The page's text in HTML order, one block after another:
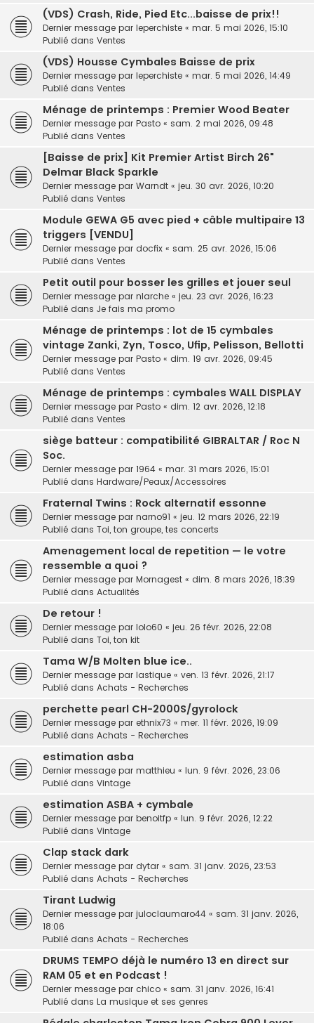
(VDS) Crash, Ride, Pied Etc...baisse de prix!!
Dernier message par leperchiste « mar. 5 mai 2026, 15:10
Publié dans Ventes
(VDS) Housse Cymbales Baisse de prix
Dernier message par leperchiste « mar. 5 mai 2026, 14:49
Publié dans Ventes
Ménage de printemps : Premier Wood Beater
Dernier message par Pasto « sam. 2 mai 2026, 09:48
Publié dans Ventes
[Baisse de prix] Kit Premier Artist Birch 26"
Delmar Black Sparkle
Dernier message par Warndt « jeu. 30 avr. 2026, 10:20
Publié dans Ventes
Module GEWA G5 avec pied + câble multipaire 13
triggers [VENDU]
Dernier message par docfix « sam. 25 avr. 2026, 15:06
Publié dans Ventes
Petit outil pour bosser les grilles et jouer seul
Dernier message par nlarche « jeu. 23 avr. 2026, 16:23
Publié dans Je fais ma promo
Ménage de printemps : lot de 15 cymbales
vintage Zanki, Zyn, Tosco, Ufip, Pelisson, Bellotti
Dernier message par Pasto « dim. 19 avr. 2026, 09:45
Publié dans Ventes
Ménage de printemps : cymbales WALL DISPLAY
Dernier message par Pasto « dim. 12 avr. 2026, 12:18
Publié dans Ventes
siège batteur : compatibilité GIBRALTAR / Roc N
Soc.
Dernier message par 1964 « mar. 31 mars 2026, 15:01
Publié dans Hardware/Peaux/Accessoires
Fraternal Twins : Rock alternatif essonne
Dernier message par narno91 « jeu. 12 mars 2026, 22:19
Publié dans Toi, ton groupe, tes concerts
Amenagement local de repetition — le votre
ressemble a quoi ?
Dernier message par Mornagest « dim. 8 mars 2026, 18:39
Publié dans Actualités
De retour !
Dernier message par lolo60 « jeu. 26 févr. 2026, 22:08
Publié dans Toi, ton kit
Tama W/B Molten blue ice..
Dernier message par lastique « ven. 13 févr. 2026, 21:17
Publié dans Achats - Recherches
perchette pearl CH-2000S/gyrolock
Dernier message par ethnix73 « mer. 11 févr. 2026, 19:09
Publié dans Achats - Recherches
estimation asba
Dernier message par matthieu « lun. 9 févr. 2026, 23:06
Publié dans Vintage
estimation ASBA + cymbale
Dernier message par benoitfp « lun. 9 févr. 2026, 12:22
Publié dans Vintage
Clap stack dark
Dernier message par dytar « sam. 31 janv. 2026, 23:53
Publié dans Achats - Recherches
Tirant Ludwig
Dernier message par juloclaumaro44 « sam. 31 janv. 2026,
18:06
Publié dans Achats - Recherches
DRUMS TEMPO déjà le numéro 13 en direct sur
RAM 05 et en Podcast !
Dernier message par chico « sam. 31 janv. 2026, 16:41
Publié dans La musique et ses genres